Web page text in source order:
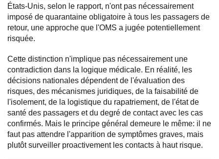
États-Unis, selon le rapport, n'ont pas nécessairement
imposé de quarantaine obligatoire à tous les passagers de
retour, une approche que l'OMS a jugée potentiellement
risquée.
Cette distinction n'implique pas nécessairement une
contradiction dans la logique médicale. En réalité, les
décisions nationales dépendent de l'évaluation des
risques, des mécanismes juridiques, de la faisabilité de
l'isolement, de la logistique du rapatriement, de l'état de
santé des passagers et du degré de contact avec les cas
confirmés. Mais le principe général demeure le même: il ne
faut pas attendre l'apparition de symptômes graves, mais
plutôt surveiller proactivement les contacts à haut risque.